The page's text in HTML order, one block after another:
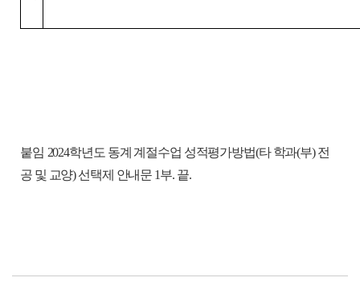
붙임 2024학년도 동계 계절수업 성적평가방법(타 학과(부) 전
공 및 교양) 선택제 안내문 1부. 끝.